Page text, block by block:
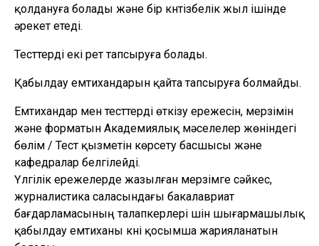
қолдануға болады және бір күнтізбелік жыл ішінде
әрекет етеді.
Тесттерді екі рет тапсыруға болады.
Қабылдау емтихандарын қайта тапсыруға болмайды.
Емтихандар мен тесттерді өткізу ережесін, мерзімін
және форматын Академиялық мәселелер жөніндегі
бөлім / Тест қызметін көрсету басшысы және
кафедралар белгілейді.
Үлгілік ережелерде жазылған мерзімге сәйкес,
журналистика саласындағы бакалавриат
бағдарламасының талапкерлері үшін шығармашылық
қабылдау емтиханы күні қосымша жарияланатын